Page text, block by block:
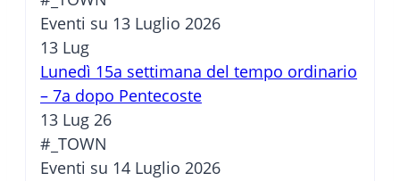
Eventi su 13 Luglio 2026
13 Lug
Lunedì 15a settimana del tempo ordinario
– 7a dopo Pentecoste
13 Lug 26
#_TOWN
Eventi su 14 Luglio 2026